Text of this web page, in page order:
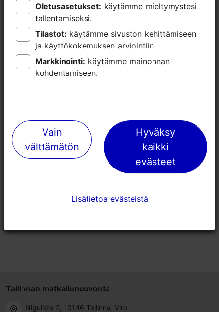
Lähellä olevia paikkoja
Viron ulkoilmamuseo (Eesti
Puistot & puutarhat
Stroomin
1888m
Tallinnan matkailuneuvonta
Niguliste 2, 10146 Tallinna, Viro
Oletusasetukset:
tallentamiseksi.
Tilastot:
ja käyttökokemuksen arviointiin.
Markkinointi:
kohdentamiseen.
Vain
välttämätön
Hyväksy
kaikki
evästeet
Lisätietoa evästeistä
Oletusasetukset:
tallentamiseksi.
Tilastot:
ja käyttökokemuksen arviointiin.
Markkinointi:
kohdentamiseen.
Vain
välttämätön
Hyväksy
kaikki
evästeet
Lisätietoa evästeistä